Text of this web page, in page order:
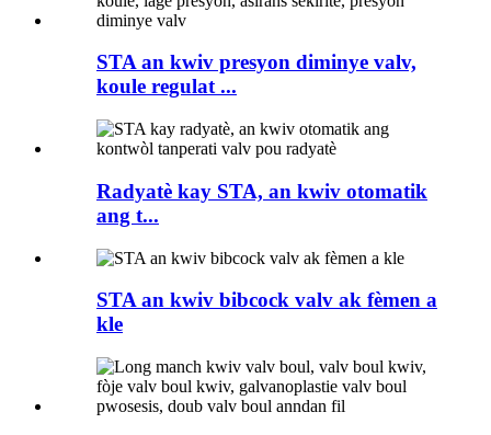
STA an kwiv presyon diminye valv,
koule regulat ...
Radyatè kay STA, an kwiv otomatik
ang t...
STA an kwiv bibcock valv ak fèmen a
kle